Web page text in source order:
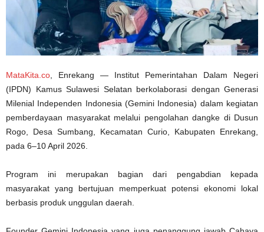
MataKita.co, Enrekang — Institut Pemerintahan Dalam Negeri
(IPDN) Kamus Sulawesi Selatan berkolaborasi dengan Generasi
Milenial Independen Indonesia (Gemini Indonesia) dalam kegiatan
pemberdayaan masyarakat melalui pengolahan dangke di Dusun
Rogo, Desa Sumbang, Kecamatan Curio, Kabupaten Enrekang,
pada 6–10 April 2026.
Program ini merupakan bagian dari pengabdian kepada
masyarakat yang bertujuan memperkuat potensi ekonomi lokal
berbasis produk unggulan daerah.